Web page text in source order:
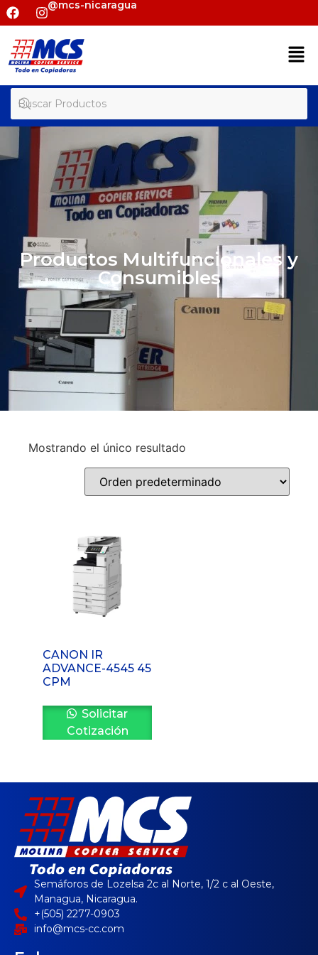
@mcs-nicaragua
Productos Multifuncionales y
Consumibles
Mostrando el único resultado
CANON IR
ADVANCE-4545 45
CPM
Solicitar
Cotización
Semáforos de Lozelsa 2c al Norte, 1/2 c al Oeste,
Managua, Nicaragua.
+(505) 2277-0903
info@mcs-cc.com